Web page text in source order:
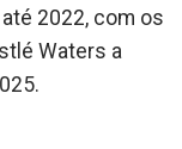
2022, com os
Waters a